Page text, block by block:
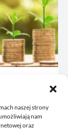
naszej strony
nam
oraz